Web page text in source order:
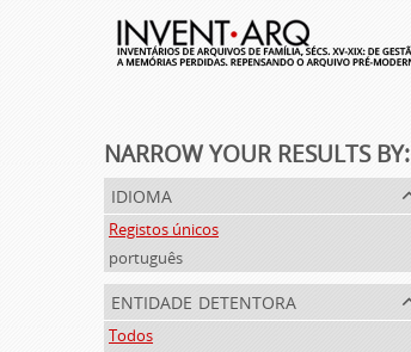
NARROW YOUR RESULTS BY:
idioma
Registos únicos
português
entidade detentora
Todos